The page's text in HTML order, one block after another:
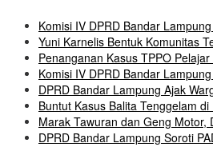
Komisi IV DPRD Bandar
Yuni Karnelis Bentuk Komunitas
Penanganan Kasus TPPO
Komisi IV DPRD Bandar
DPRD Bandar Lampung Ajak
Buntut Kasus Balita Tenggelam
Marak Tawuran dan Geng
DPRD Bandar Lampung Soroti